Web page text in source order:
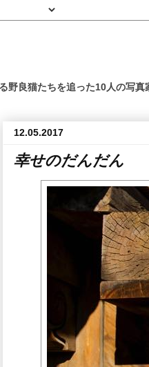
良猫たちを追った10人の写真
12.05.2017
幸せのだんだん